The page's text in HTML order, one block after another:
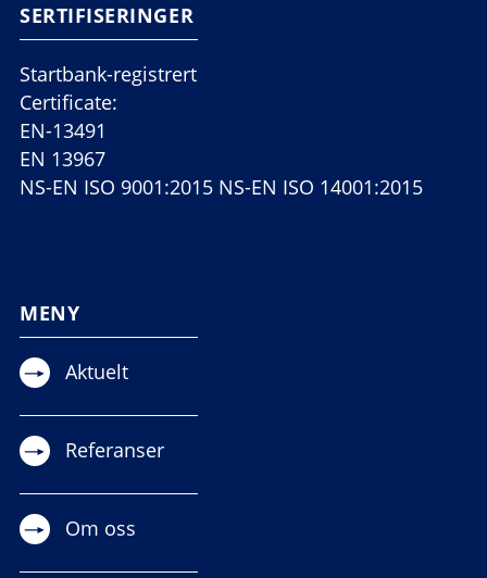
SERTIFISERINGER
Startbank-registrert
Certificate:
EN-13491
EN 13967
NS-EN ISO 9001:2015 NS-EN ISO 14001:2015
MENY
Aktuelt
Referanser
Om oss